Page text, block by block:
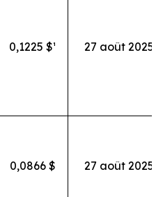
0,1225 $¹ 27 août 2025
0,0866 $ 27 août 2025